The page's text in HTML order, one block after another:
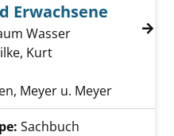
von Schwimmen lernen
Erwachsene
Wasser
Kurt
Meyer u. Meyer
Sachbuch